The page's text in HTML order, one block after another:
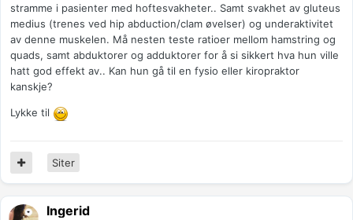
stramme i pasienter med hoftesvakheter.. Samt svakhet av gluteus
medius (trenes ved hip abduction/clam øvelser) og underaktivitet
av denne muskelen. Må nesten teste ratioer mellom hamstring og
quads, samt abduktorer og adduktorer for å si sikkert hva hun ville
hatt god effekt av.. Kan hun gå til en fysio eller kiropraktor
kanskje?
Lykke til
Siter
Ingerid